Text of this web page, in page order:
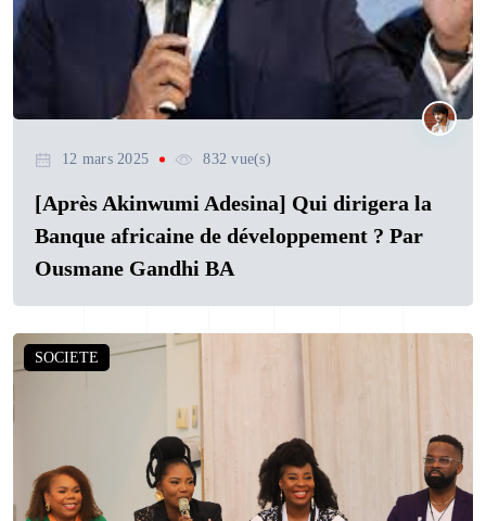
12 mars 2025 832 vue(s)
[Après Akinwumi Adesina] Qui dirigera la
Banque africaine de développement ? Par
Ousmane Gandhi BA
SOCIETE